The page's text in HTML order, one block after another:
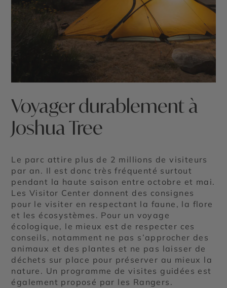
Voyager durablement à
Joshua Tree
Le parc attire plus de 2 millions de visiteurs
par an. Il est donc très fréquenté surtout
pendant la haute saison entre octobre et mai.
Les Visitor Center donnent des consignes
pour le visiter en respectant la faune, la flore
et les écosystèmes. Pour un voyage
écologique, le mieux est de respecter ces
conseils, notamment ne pas s’approcher des
animaux et des plantes et ne pas laisser de
déchets sur place pour préserver au mieux la
nature. Un programme de visites guidées est
également proposé par les Rangers.